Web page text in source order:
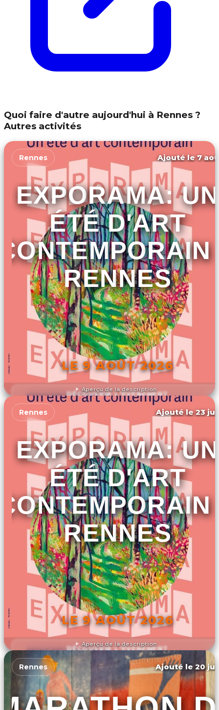
Quoi faire d'autre aujourd'hui à Rennes ?
Autres activités
Aperçu de la description
Rennes Ajouté le 7
EXPORAMA: UN
ÉTÉ D'ART
RENNES
LE 9 AOÛT 2026
DÉCOUVRIR L'ÉVÉNEMENT
Aperçu de la description
Rennes Ajouté le 23
EXPORAMA: UN
ÉTÉ D'ART
RENNES
LE 9 AOÛT 2026
DÉCOUVRIR L'ÉVÉNEMENT
Rennes Ajouté le 20